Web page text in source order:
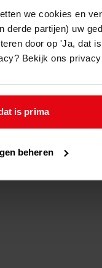
we cookies en
derde partijen) uw
door op 'Ja, dat
Bekijk ons
is prima
beheren
Families,